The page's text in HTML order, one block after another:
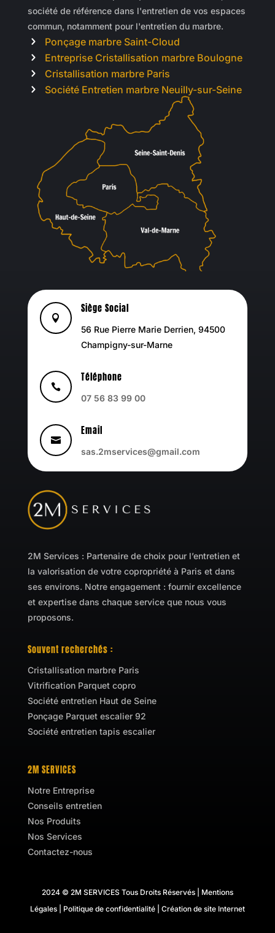
société de référence dans l'entretien de vos espaces
commun, notamment pour l'entretien du marbre.
Ponçage marbre Saint-Cloud
Entreprise Cristallisation marbre Boulogne
Cristallisation marbre Paris
Société Entretien marbre Neuilly-sur-Seine

Siège Social
56 Rue Pierre Marie Derrien, 94500
Champigny-sur-Marne

Téléphone
07 56 83 99 00

Email
sas.2mservices@gmail.com
2M Services : Partenaire de choix pour l’entretien et
la valorisation de votre copropriété à Paris et dans
ses environs. Notre engagement : fournir excellence
et expertise dans chaque service que nous vous
proposons.
Souvent recherchés :
Cristallisation marbre Paris
Vitrification Parquet copro
Société entretien Haut de Seine
Ponçage Parquet escalier 92
Société entretien tapis escalier
2M SERVICES
Notre Entreprise
Conseils entretien
Nos Produits
Nos Services
Contactez-nous
2024 © 2M SERVICES Tous Droits Réservés | Mentions
Légales| Politique de confidentialité| Création de site Internet